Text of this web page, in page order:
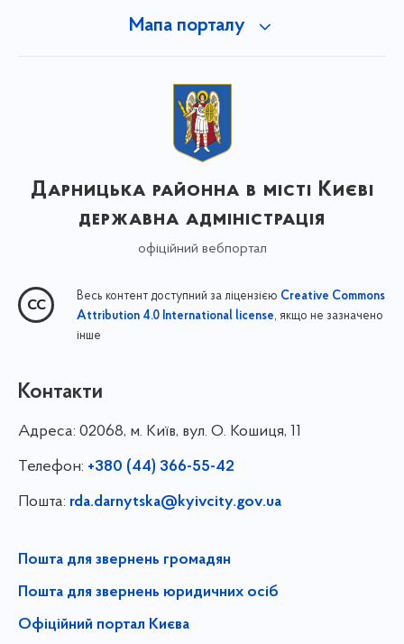
Мапа порталу
Дарницька районна в місті Києві
державна адміністрація
офіційний вебпортал
Весь контент доступний за ліцензією Creative Commons
Attribution 4.0 International license, якщо не зазначено
інше
Контакти
Адреса: 02068, м. Київ, вул. О. Кошиця, 11
Телефон: +380 (44) 366-55-42
Пошта: rda.darnytska@kyivcity.gov.ua
Пошта для звернень громадян
Пошта для звернень юридичних осіб
Офіційний портал Києва